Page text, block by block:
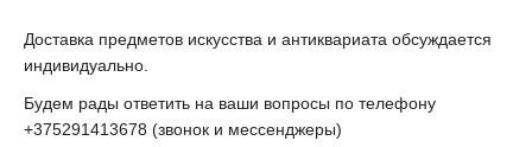
Доставка предметов искусства и антиквариата обсуждается
индивидуально.
Будем рады ответить на ваши вопросы по телефону
+375291413678 (звонок и мессенджеры)